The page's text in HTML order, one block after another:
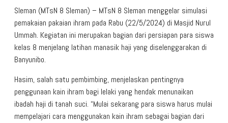
Sleman (MTsN 8 Sleman) – MTsN 8 Sleman menggelar simulasi
pemakaian pakaian ihram pada Rabu (22/5/2024) di Masjid Nurul
Ummah. Kegiatan ini merupakan bagian dari persiapan para siswa
kelas 8 menjelang latihan manasik haji yang diselenggarakan di
Banyunibo.
Hasim, salah satu pembimbing, menjelaskan pentingnya
penggunaan kain ihram bagi lelaki yang hendak menunaikan
ibadah haji di tanah suci. “Mulai sekarang para siswa harus mulai
mempelajari cara menggunakan kain ihram sebagai bagian dari